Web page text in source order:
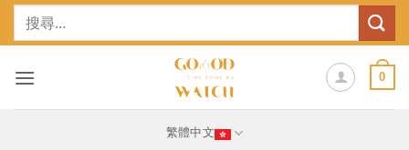
Skip
鍵
0
繁體中文